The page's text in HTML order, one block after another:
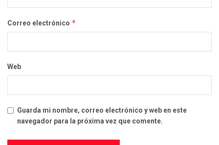
Correo electrónico *
Web
Guarda mi nombre, correo electrónico y web en este
navegador para la próxima vez que comente.